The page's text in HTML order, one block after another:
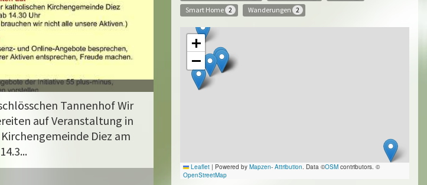
Smart Home 2 Wanderungen 2
+
−
Leaflet | Powered by Mapzen- Attribution. Data ©OSM contributors. ©
OpenStreetMap
Tannenhof Wir
auf Veranstaltung in
Diez am